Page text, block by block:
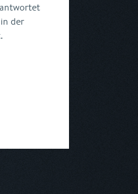
der